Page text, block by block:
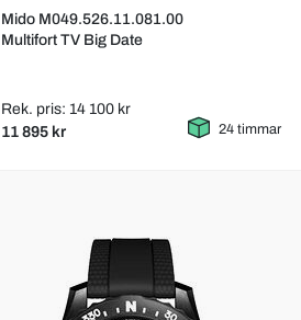
Mido M049.526.11.081.00
Multifort TV Big Date
Rek. pris: 14 100 kr
11 895 kr 24 timmar